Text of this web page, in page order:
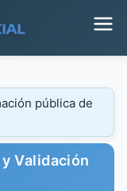
pública de
Validación